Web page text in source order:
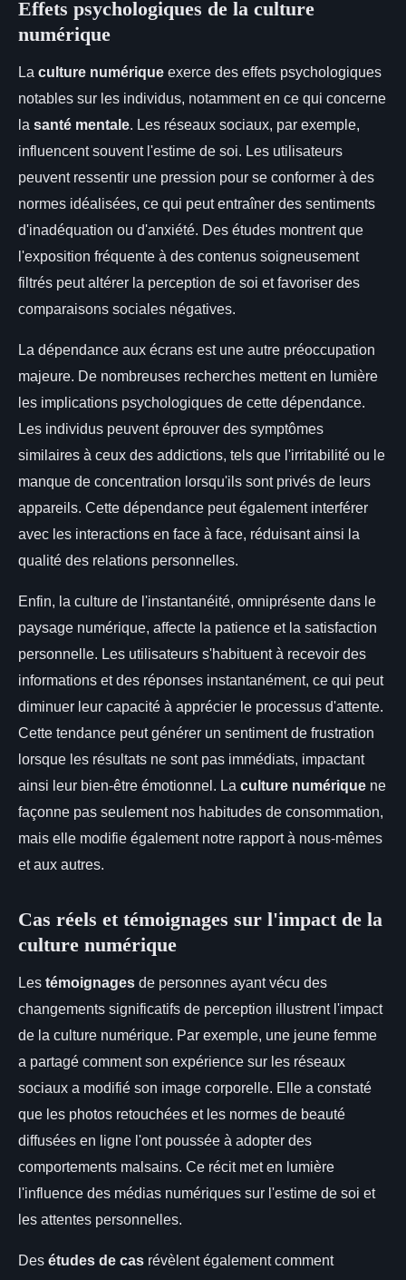
Effets psychologiques de la culture
numérique
La culture numérique exerce des effets psychologiques
notables sur les individus, notamment en ce qui concerne
la santé mentale. Les réseaux sociaux, par exemple,
influencent souvent l'estime de soi. Les utilisateurs
peuvent ressentir une pression pour se conformer à des
normes idéalisées, ce qui peut entraîner des sentiments
d'inadéquation ou d'anxiété. Des études montrent que
l'exposition fréquente à des contenus soigneusement
filtrés peut altérer la perception de soi et favoriser des
comparaisons sociales négatives.
La dépendance aux écrans est une autre préoccupation
majeure. De nombreuses recherches mettent en lumière
les implications psychologiques de cette dépendance.
Les individus peuvent éprouver des symptômes
similaires à ceux des addictions, tels que l'irritabilité ou le
manque de concentration lorsqu'ils sont privés de leurs
appareils. Cette dépendance peut également interférer
avec les interactions en face à face, réduisant ainsi la
qualité des relations personnelles.
Enfin, la culture de l'instantanéité, omniprésente dans le
paysage numérique, affecte la patience et la satisfaction
personnelle. Les utilisateurs s'habituent à recevoir des
informations et des réponses instantanément, ce qui peut
diminuer leur capacité à apprécier le processus d'attente.
Cette tendance peut générer un sentiment de frustration
lorsque les résultats ne sont pas immédiats, impactant
ainsi leur bien-être émotionnel. La culture numérique ne
façonne pas seulement nos habitudes de consommation,
mais elle modifie également notre rapport à nous-mêmes
et aux autres.
Cas réels et témoignages sur l'impact de la
culture numérique
Les témoignages de personnes ayant vécu des
changements significatifs de perception illustrent l'impact
de la culture numérique. Par exemple, une jeune femme
a partagé comment son expérience sur les réseaux
sociaux a modifié son image corporelle. Elle a constaté
que les photos retouchées et les normes de beauté
diffusées en ligne l'ont poussée à adopter des
comportements malsains. Ce récit met en lumière
l'influence des médias numériques sur l'estime de soi et
les attentes personnelles.
Des études de cas révèlent également comment